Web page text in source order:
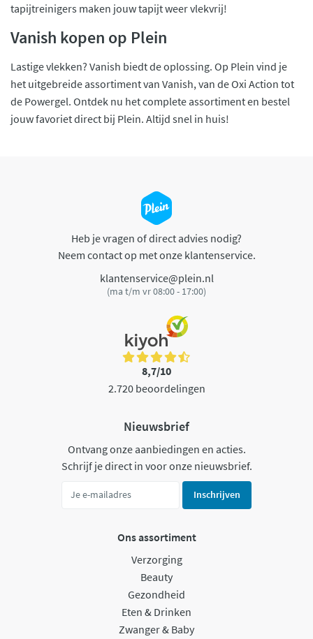
tapijtreinigers maken jouw tapijt weer vlekvrij!
Vanish kopen op Plein
Lastige vlekken? Vanish biedt de oplossing. Op Plein vind je
het uitgebreide assortiment van Vanish, van de Oxi Action tot
de Powergel. Ontdek nu het complete assortiment en bestel
jouw favoriet direct bij Plein. Altijd snel in huis!
Heb je vragen of direct advies nodig?
Neem contact op met onze klantenservice.
klantenservice@plein.nl
(ma t/m vr 08:00 - 17:00)
8,7/10
2.720 beoordelingen
Nieuwsbrief
Ontvang onze aanbiedingen en acties.
Schrijf je direct in voor onze nieuwsbrief.
Inschrijven
Ons assortiment
Verzorging
Beauty
Gezondheid
Eten & Drinken
Zwanger & Baby